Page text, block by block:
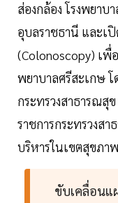
ส่องกล้อง โรงพยาบ
อุบลราชธานี และเ
(Colonoscopy) เพื่
พยาบาลศรีสะเกษ
กระทรวงสาธารณสุ
ราชการกระทรวงส
บริหารในเขตสุขภา
ขับเคลื่อนแ